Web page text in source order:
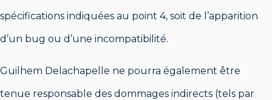
spécifications indiquées au point 4, soit de l’apparition
d’un bug ou d’une incompatibilité.
Guilhem Delachapelle ne pourra également être
tenue responsable des dommages indirects (tels par